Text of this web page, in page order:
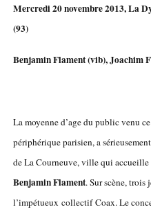
Mercredi 20 novembre 2013, La
(93)
Benjamin Flament (vib), Joachim
La moyenne d’age du public venu
périphérique parisien, a
de La Courneuve, ville qui
Benjamin Flament. Sur scène, trois
l’impétueux collectif Coax. Le